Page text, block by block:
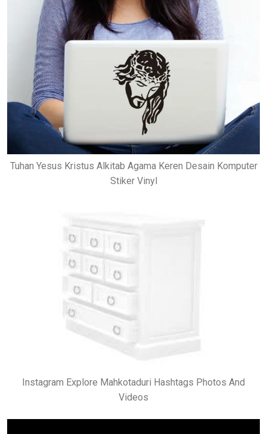
Tuhan Yesus Kristus Alkitab Agama Keren Desain Komputer
Stiker Vinyl
Instagram Explore Mahkotaduri Hashtags Photos And
Videos